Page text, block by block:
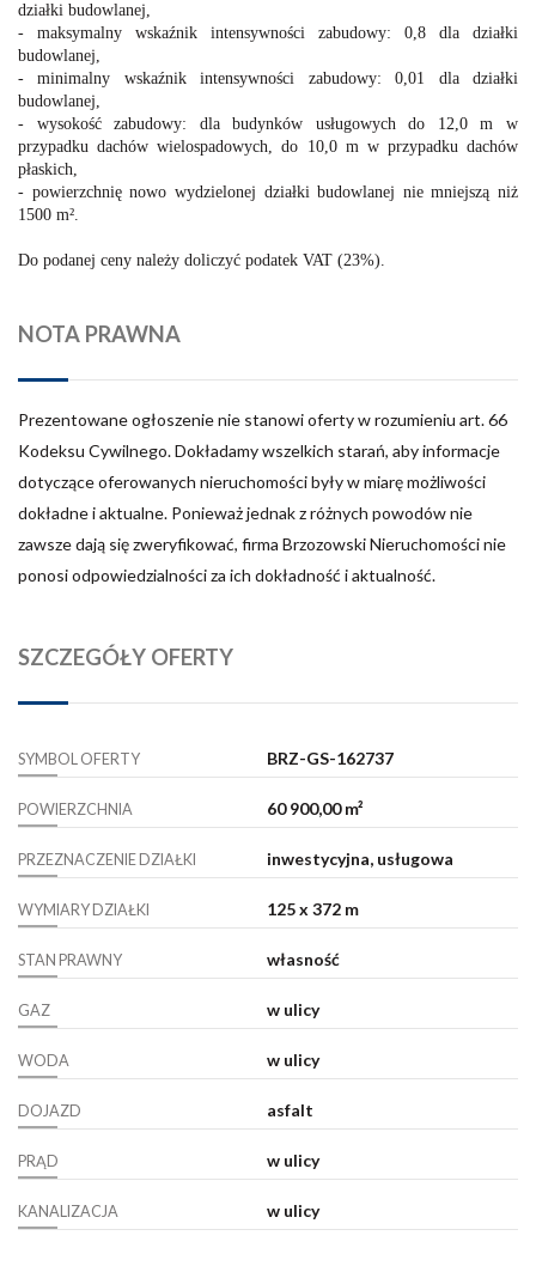
działki budowlanej,
- maksymalny wskaźnik intensywności zabudowy: 0,8 dla działki
budowlanej,
- minimalny wskaźnik intensywności zabudowy: 0,01 dla działki
budowlanej,
- wysokość zabudowy: dla budynków usługowych do 12,0 m w
przypadku dachów wielospadowych, do 10,0 m w przypadku dachów
płaskich,
- powierzchnię nowo wydzielonej działki budowlanej nie mniejszą niż
1500 m².
Do podanej ceny należy doliczyć podatek VAT (23%).
NOTA PRAWNA
Prezentowane ogłoszenie nie stanowi oferty w rozumieniu art. 66
Kodeksu Cywilnego. Dokładamy wszelkich starań, aby informacje
dotyczące oferowanych nieruchomości były w miarę możliwości
dokładne i aktualne. Ponieważ jednak z różnych powodów nie
zawsze dają się zweryfikować, firma Brzozowski Nieruchomości nie
ponosi odpowiedzialności za ich dokładność i aktualność.
SZCZEGÓŁY OFERTY
SYMBOL OFERTY BRZ-GS-162737
POWIERZCHNIA 60 900,00 m²
PRZEZNACZENIE DZIAŁKI inwestycyjna, usługowa
WYMIARY DZIAŁKI 125 x 372 m
STAN PRAWNY własność
GAZ w ulicy
WODA w ulicy
DOJAZD asfalt
PRĄD w ulicy
KANALIZACJA w ulicy